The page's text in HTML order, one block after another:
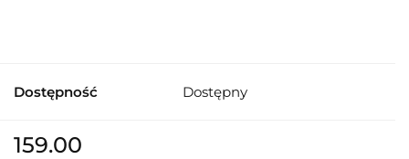
Dostępność Dostępny
159.00